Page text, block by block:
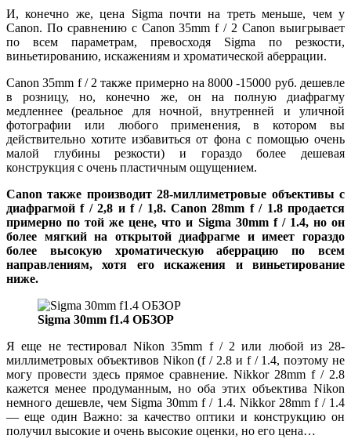
И, конечно же, цена Sigma почти на треть меньше, чем у
Canon. По сравнению с Canon 35mm f / 2 Canon выигрывает
по всем параметрам, превосходя Sigma по резкости,
виньетированию, искажениям и хроматической аберрации.
Canon 35mm f / 2 также примерно на 8000 -15000 руб. дешевле
в розницу, но, конечно же, он на полную диафрагму
медленнее (реальное для ночной, внутренней и уличной
фотографии или любого применения, в котором вы
действительно хотите избавиться от фона с помощью очень
малой глубины резкости) и гораздо более дешевая
конструкция с очень пластичным ощущением.
Canon также производит 28-миллиметровые объективы с
диафрагмой f / 2,8 и f / 1,8. Canon 28mm f / 1.8 продается
примерно по той же цене, что и Sigma 30mm f / 1.4, но он
более мягкий на открытой диафрагме и имеет гораздо
более высокую хроматическую аберрацию по всем
направлениям, хотя его искажения и виньетирование
ниже.
Sigma 30mm f1.4 ОБЗОР
Я еще не тестировал Nikon 35mm f / 2 или любой из 28-
миллиметровых объективов Nikon (f / 2.8 и f / 1.4, поэтому не
могу провести здесь прямое сравнение. Nikkor 28mm f / 2.8
кажется менее продуманным, но оба этих объектива Nikon
немного дешевле, чем Sigma 30mm f / 1.4. Nikkor 28mm f / 1.4
— еще один Важно: за качество оптики и конструкцию он
получил высокие и очень высокие оценки, но его цена…